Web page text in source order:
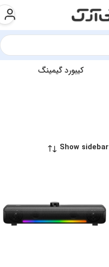
کیبورد گیمینگ
Show sidebar